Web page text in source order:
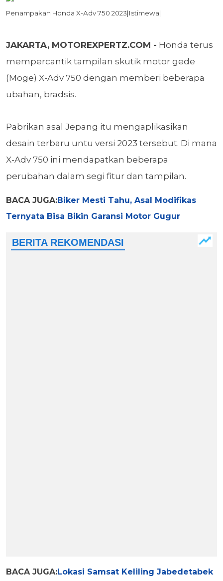
Penampakan Honda X-Adv 750 2023|Istimewa|
JAKARTA, MOTOREXPERTZ.COM - Honda terus
mempercantik tampilan skutik motor gede
(Moge) X-Adv 750 dengan memberi beberapa
ubahan, bradsis.
Pabrikan asal Jepang itu mengaplikasikan
desain terbaru untu versi 2023 tersebut. Di mana
X-Adv 750 ini mendapatkan beberapa
perubahan dalam segi fitur dan tampilan.
BACA JUGA:Biker Mesti Tahu, Asal Modifikas
Ternyata Bisa Bikin Garansi Motor Gugur
BACA JUGA:Lokasi Samsat Keliling Jabedetabek